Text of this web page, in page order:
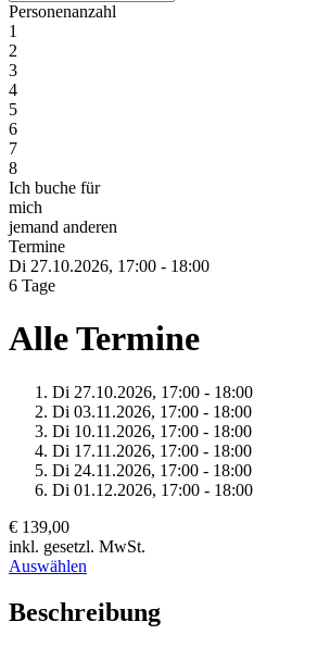
Personenanzahl
1
2
3
4
5
6
7
8
Ich buche für
mich
jemand anderen
Termine
Di 27.10.2026, 17:00 - 18:00
6 Tage
Alle Termine
Di 27.10.2026, 17:00 - 18:00
Di 03.11.2026, 17:00 - 18:00
Di 10.11.2026, 17:00 - 18:00
Di 17.11.2026, 17:00 - 18:00
Di 24.11.2026, 17:00 - 18:00
Di 01.12.2026, 17:00 - 18:00
€ 139,00
inkl. gesetzl. MwSt.
Auswählen
Beschreibung